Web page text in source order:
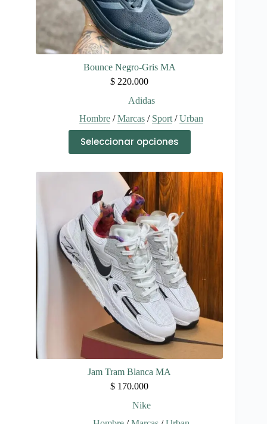
Bounce Negro-Gris MA
$ 220.000
Adidas
Hombre /Marcas / Sport /Urban
Seleccionar opciones
producto
tiene
variantes.
Las
opciones
se
pueden
elegir
en
la
página
de
producto
Jam Tram Blanca MA
$ 170.000
Nike